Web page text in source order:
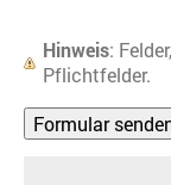
Hinweis :
Pflichtfelder.